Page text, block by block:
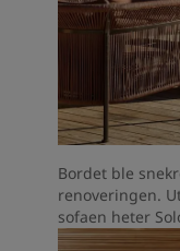
Bordet ble
renoveringen.
sofaen heter